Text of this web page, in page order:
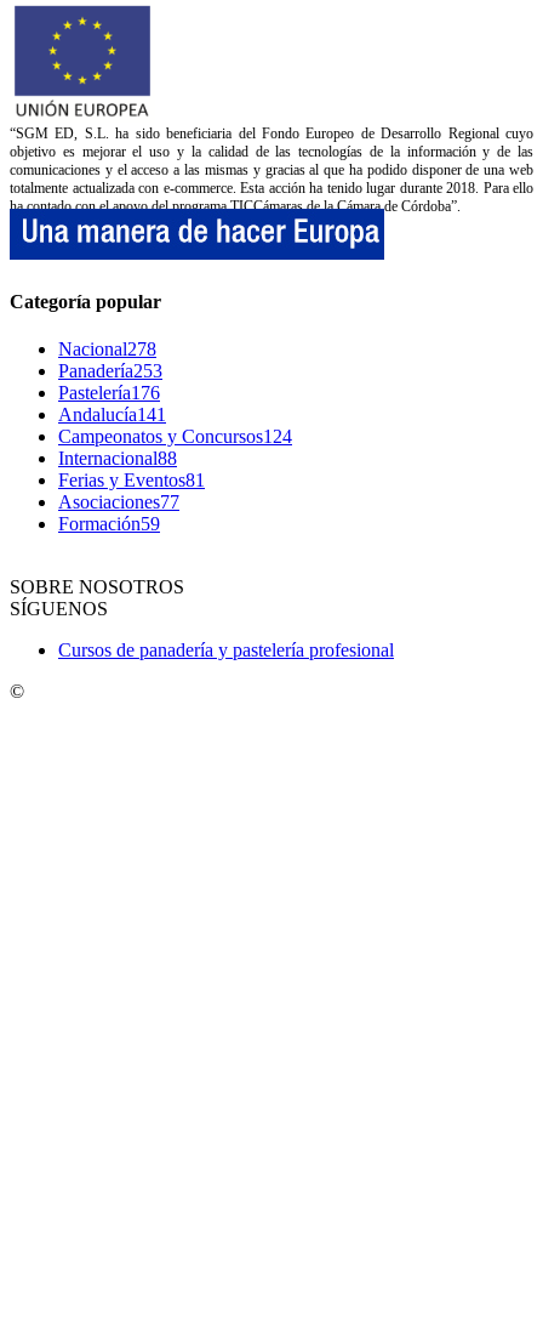
“SGM ED, S.L. ha sido beneficiaria del Fondo Europeo de Desarrollo Regional cuyo
objetivo es mejorar el uso y la calidad de las tecnologías de la información y de las
comunicaciones y el acceso a las mismas y gracias al que ha podido disponer de una web
totalmente actualizada con e-commerce. Esta acción ha tenido lugar durante 2018. Para ello
ha contado con el apoyo del programa TICCámaras de la Cámara de Córdoba”.
Categoría popular
Nacional278
Panadería253
Pastelería176
Andalucía141
Campeonatos y Concursos124
Internacional88
Ferias y Eventos81
Asociaciones77
Formación59
SOBRE NOSOTROS
SÍGUENOS
Cursos de panadería y pastelería profesional
©